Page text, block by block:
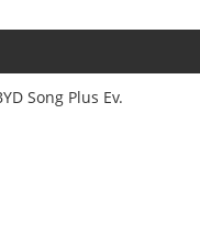
Song Plus Ev.